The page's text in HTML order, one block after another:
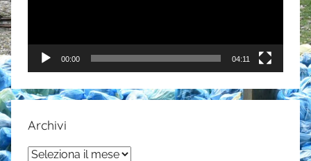
00:00 04:11
Archivi
Archivi